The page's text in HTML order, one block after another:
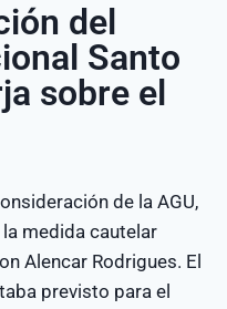
del
Santo
sobre el
de la AGU,
medida cautelar
Alencar Rodrigues. El
previsto para el